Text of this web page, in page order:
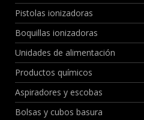
Pistolas ionizadoras
Boquillas ionizadoras
Unidades de alimentación
Productos químicos
Aspiradores y escobas
Bolsas y cubos basura